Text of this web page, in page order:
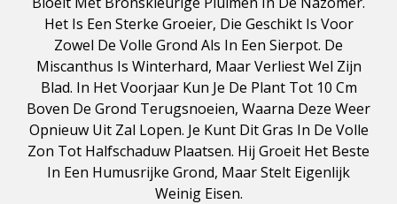
Het Is Een Sterke Groeier, Die Geschikt Is Voor
Zowel De Volle Grond Als In Een Sierpot. De
Miscanthus Is Winterhard, Maar Verliest Wel Zijn
Blad. In Het Voorjaar Kun Je De Plant Tot 10 Cm
Boven De Grond Terugsnoeien, Waarna Deze Weer
Opnieuw Uit Zal Lopen. Je Kunt Dit Gras In De Volle
Zon Tot Halfschaduw Plaatsen. Hij Groeit Het Beste
In Een Humusrijke Grond, Maar Stelt Eigenlijk
Weinig Eisen.